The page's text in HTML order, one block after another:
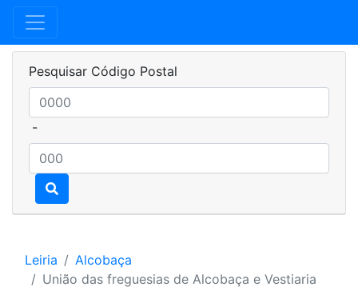
Pesquisar Código Postal
-
Leiria
Alcobaça
União das freguesias de Alcobaça e Vestiaria